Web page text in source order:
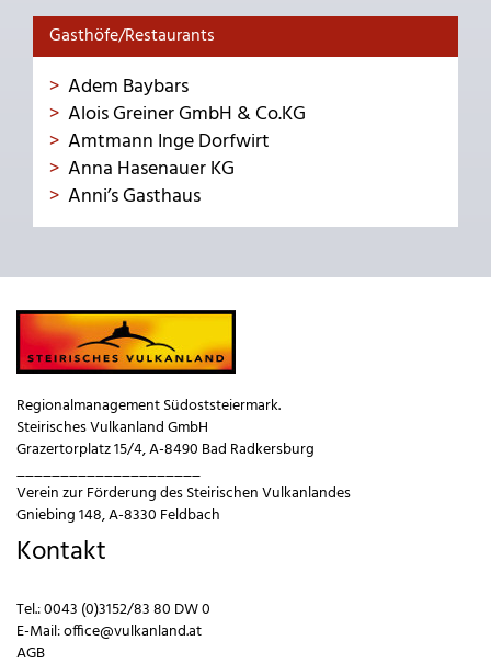
Gasthöfe/Restaurants
Adem Baybars
Alois Greiner GmbH & Co.KG
Amtmann Inge Dorfwirt
Anna Hasenauer KG
Anni’s Gasthaus
Regionalmanagement Südoststeiermark.
Steirisches Vulkanland GmbH
Grazertorplatz 15/4, A-8490 Bad Radkersburg
_____________________
Verein zur Förderung des Steirischen Vulkanlandes
Gniebing 148, A-8330 Feldbach
Kontakt
Tel.:0043 (0)3152/83 80 DW 0
E-Mail:office@vulkanland.at
AGB